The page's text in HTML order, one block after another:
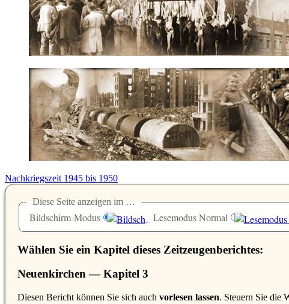
Nachkriegszeit 1945 bis 1950
Diese Seite anzeigen im …
Bildschirm-Modus Lesemodus Normal
Wählen Sie ein Kapitel dieses Zeitzeugenberichtes:
Neuenkirchen — Kapitel 3
Diesen Bericht können Sie sich auch vorlesen lassen. Steuern Sie die